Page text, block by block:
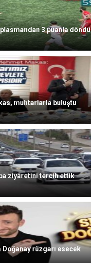
3 puanla döndü
muhtarlarla buluştu
ziyaretini tercih ettik
Doğanay rüzgarı esecek